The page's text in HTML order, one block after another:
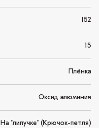
152
15
Плёнка
Оксид алюминия
На "липучке" (Крючок-петля)